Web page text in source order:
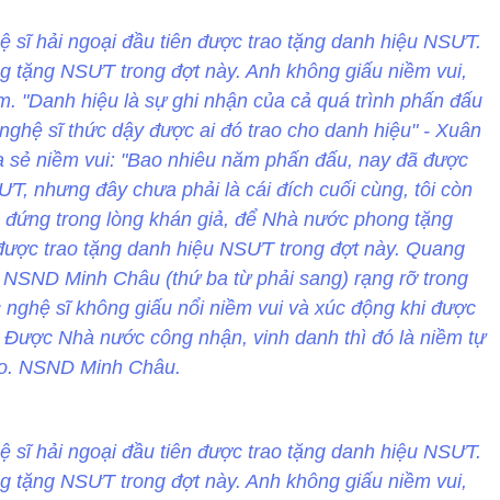
sĩ hải ngoại đầu tiên được trao tặng danh hiệu NSƯT.
tặng NSƯT trong đợt này. Anh không giấu niềm vui,
"Danh hiệu là sự ghi nhận của cả quá trình phấn đấu
sĩ thức dậy được ai đó trao cho danh hiệu" - Xuân
niềm vui: "Bao nhiêu năm phấn đấu, nay đã được
nhưng đây chưa phải là cái đích cuối cùng, tôi còn
trong lòng khán giả, để Nhà nước phong tặng
trao tặng danh hiệu NSƯT trong đợt này. Quang
Minh Châu (thứ ba từ phải sang) rạng rỡ trong
sĩ không giấu nổi niềm vui và xúc động khi được
Nhà nước công nhận, vinh danh thì đó là niềm tự
NSND Minh Châu.
sĩ hải ngoại đầu tiên được trao tặng danh hiệu NSƯT.
tặng NSƯT trong đợt này. Anh không giấu niềm vui,